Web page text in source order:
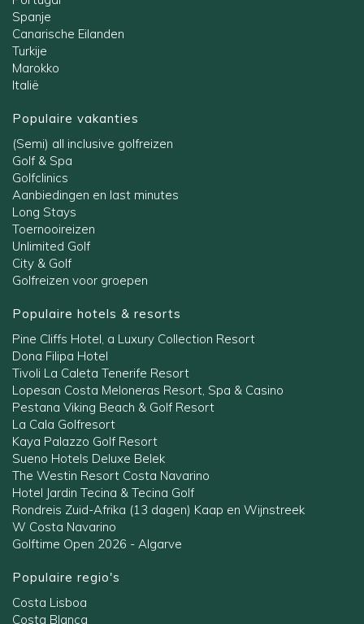
Spanje
Canarische Eilanden
Turkije
Marokko
Italië
Populaire vakanties
(Semi) all inclusive golfreizen
Golf & Spa
Golfclinics
Aanbiedingen en last minutes
Long Stays
Toernooireizen
Unlimited Golf
City & Golf
Golfreizen voor groepen
Populaire hotels & resorts
Pine Cliffs Hotel, a Luxury Collection Resort
Dona Filipa Hotel
Tivoli La Caleta Tenerife Resort
Lopesan Costa Meloneras Resort, Spa & Casino
Pestana Viking Beach & Golf Resort
La Cala Golfresort
Kaya Palazzo Golf Resort
Sueno Hotels Deluxe Belek
The Westin Resort Costa Navarino
Hotel Jardin Tecina & Tecina Golf
Rondreis Zuid-Afrika (13 dagen) Kaap en Wijnstreek
W Costa Navarino
Golftime Open 2026 - Algarve
Populaire regio's
Costa Lisboa
Costa Blanca